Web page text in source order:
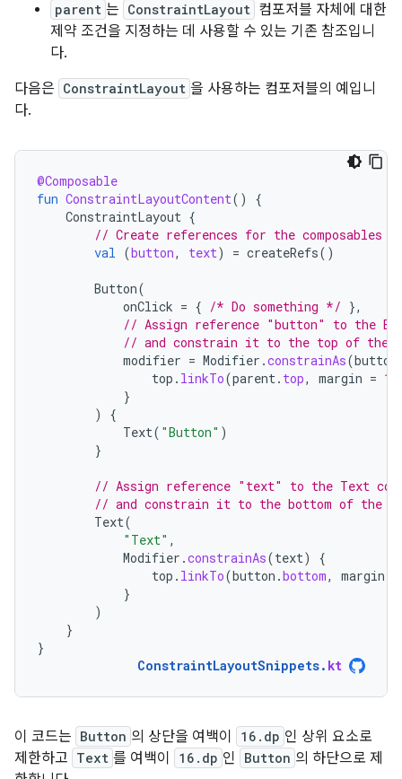
parent 는 ConstraintLayout 컴포저블 자체에 대한
제약 조건을 지정하는 데 사용할 수 있는 기존 참조입니
다.
다음은 ConstraintLayout 을 사용하는 컴포저블의 예입니
다.
@Composable
fun ConstraintLayoutContent()
{
ConstraintLayout {
// Create references for the composables
val (button, text) = createRefs()
Button(
onClick = { /* Do something */ },
// Assign reference "button" to the
// and constrain it to the top of the
modifier = Modifier .constrainAs(button
top . linkTo(parent. top, margin =
}
)
{
Text( "Button" )
}
// Assign reference "text" to the Text
// and constrain it to the bottom of the
Text(
"Text" ,
Modifier .constrainAs(text)
{
top . linkTo(button .bottom, margin
}
)
}
}
ConstraintLayoutSnippets. kt
이 코드는 Button 의 상단을 여백이 16.dp 인 상위 요소로
제한하고 Text 를 여백이 16.dp 인 Button 의 하단으로 제